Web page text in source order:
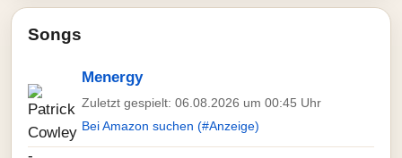
Songs
Menergy
Zuletzt gespielt: 06.08.2026 um 00:45 Uhr
Bei Amazon suchen (#Anzeige)